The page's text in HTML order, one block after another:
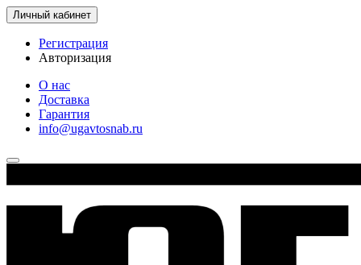
Личный кабинет
Регистрация
Авторизация
О нас
Доставка
Гарантия
info@ugavtosnab.ru